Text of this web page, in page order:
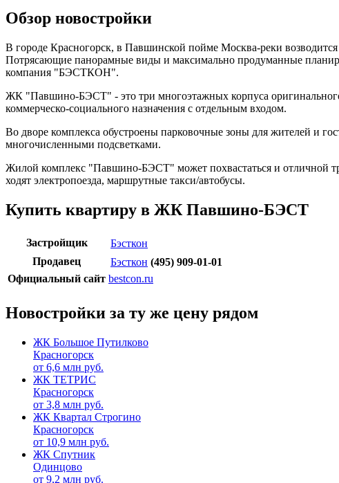
Обзор новостройки
В городе Красногорск, в Павшинской пойме Москва-реки
Потрясающие панорамные виды и максимально продуманные
компания "БЭСТКОН".
ЖК "Павшино-БЭСТ" - это три многоэтажных корпуса
коммерческо-социального назначения с отдельным входом.
Во дворе комплекса обустроены парковочные зоны для жителей и
многочисленными подсветками.
Жилой комплекс "Павшино-БЭСТ" может похвастаться и отличной
ходят электропоезда, маршрутные такси/автобусы.
Купить квартиру в ЖК Павшино-БЭСТ
Застройщик
Бэсткон
Продавец
Бэсткон (495) 909-01-01
Официальный сайт bestcon.ru
Новостройки за ту же цену рядом
ЖК Большое Путилково
Красногорск
от 6,6 млн руб.
ЖК ТЕТРИС
Красногорск
от 3,8 млн руб.
ЖК Квартал Строгино
Красногорск
от 10,9 млн руб.
ЖК Спутник
Одинцово
от 9,2 млн руб.